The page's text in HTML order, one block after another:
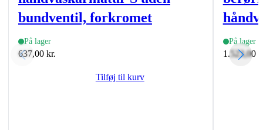
bundventil, forkromet
På lager
637,00 kr.
Tilføj til kurv
På lager
1.523,00